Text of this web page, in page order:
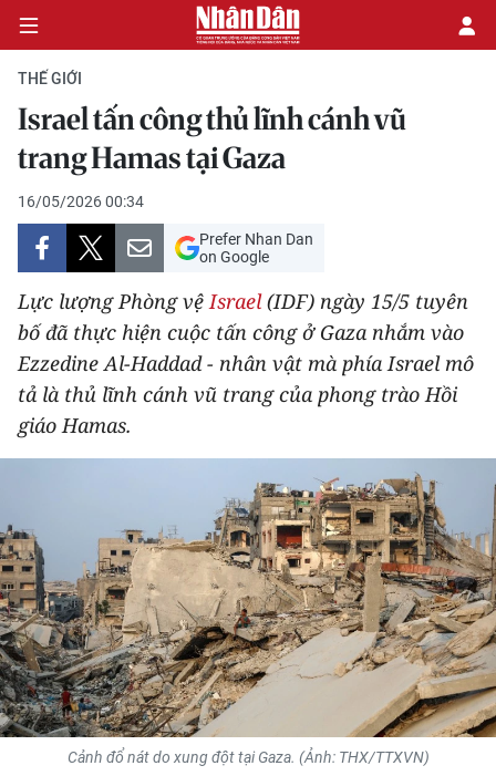
CHÍNH TRỊ
KINH TẾ
VĂN HÓA
XÃ HỘI
PHÁP LUẬT
DU LỊCH
THỂ THAO
GIÁO DỤC
Y TẾ
KHOA HỌC - CÔNG NGHỆ
MÔI TRƯỜNG
THẾ GIỚI
Israel tấn công thủ lĩnh cánh vũ
trang Hamas tại Gaza
16/05/2026 00:34
Prefer Nhan Dan
on Google
Lực lượng Phòng vệIsrael(IDF) ngày 15/5 tuyên
bố đã thực hiện cuộc tấn công ở Gaza nhắm vào
Ezzedine Al-Haddad - nhân vật mà phía Israel mô
tả là thủ lĩnh cánh vũ trang của phong trào Hồi
giáo Hamas.
Cảnh đổ nát do xung đột tại Gaza. (Ảnh: THX/TTXVN)